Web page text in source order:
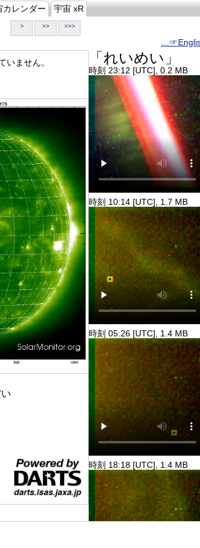
カレンダー 宇宙 xR
> >> >>>
いません。 「れいめい」
時刻 23:12 [UTC], 0.2 MB
時刻 10:14 [UTC], 1.7 MB
時刻 05:26 [UTC], 1.4 MB
時刻 18:18 [UTC], 1.4 MB